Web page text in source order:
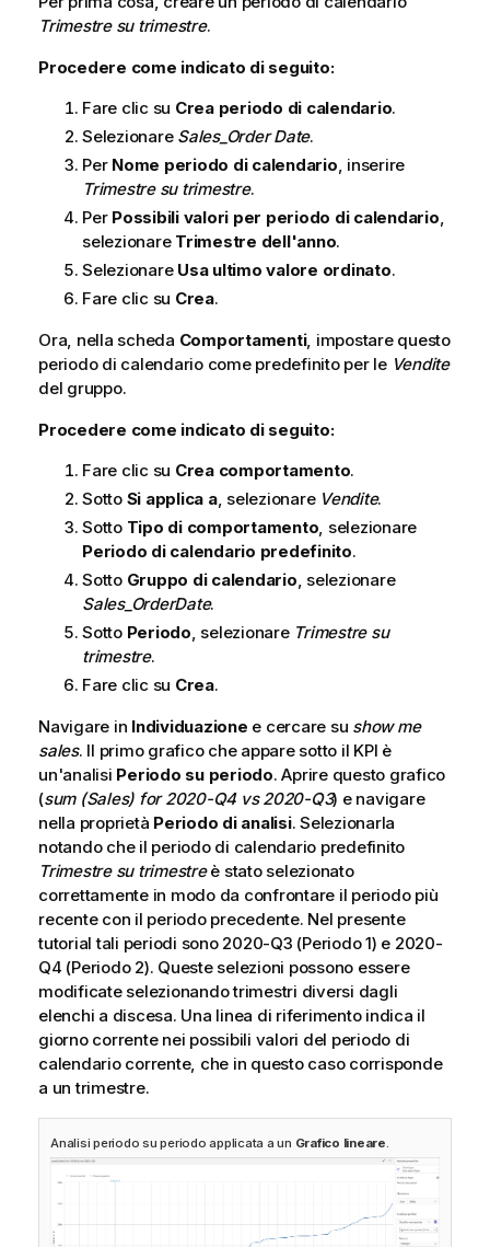
Trimestre su trimestre.
Procedere come indicato di seguito:
Fare clic su Crea periodo di calendario.
Selezionare Sales_Order Date.
Per Nome periodo di calendario, inserire
Trimestre su trimestre.
Per Possibili valori per periodo di calendario,
selezionare Trimestre dell'anno.
Selezionare Usa ultimo valore ordinato.
Fare clic su Crea.
Ora, nella scheda Comportamenti, impostare questo
periodo di calendario come predefinito per le Vendite
del gruppo.
Procedere come indicato di seguito:
Fare clic su Crea comportamento.
Sotto Si applica a, selezionare Vendite.
Sotto Tipo di comportamento, selezionare
Periodo di calendario predefinito.
Sotto Gruppo di calendario, selezionare
Sales_OrderDate.
Sotto Periodo, selezionare Trimestre su
trimestre.
Fare clic su Crea.
Navigare in Individuazione e cercare su show me
sales. Il primo grafico che appare sotto il KPI è
un'analisi Periodo su periodo. Aprire questo grafico
(sum (Sales) for 2020-Q4 vs 2020-Q3) e navigare
nella proprietà Periodo di analisi. Selezionarla
notando che il periodo di calendario predefinito
Trimestre su trimestreè stato selezionato
correttamente in modo da confrontare il periodo più
recente con il periodo precedente. Nel presente
tutorial tali periodi sono 2020-Q3 (Periodo 1) e 2020-
Q4 (Periodo 2). Queste selezioni possono essere
modificate selezionando trimestri diversi dagli
elenchi a discesa. Una linea di riferimento indica il
giorno corrente nei possibili valori del periodo di
calendario corrente, che in questo caso corrisponde
a un trimestre.
Analisi periodo su periodo applicata a un Grafico lineare.